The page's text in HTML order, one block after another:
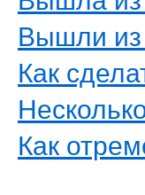
Вышли из
Как
Как